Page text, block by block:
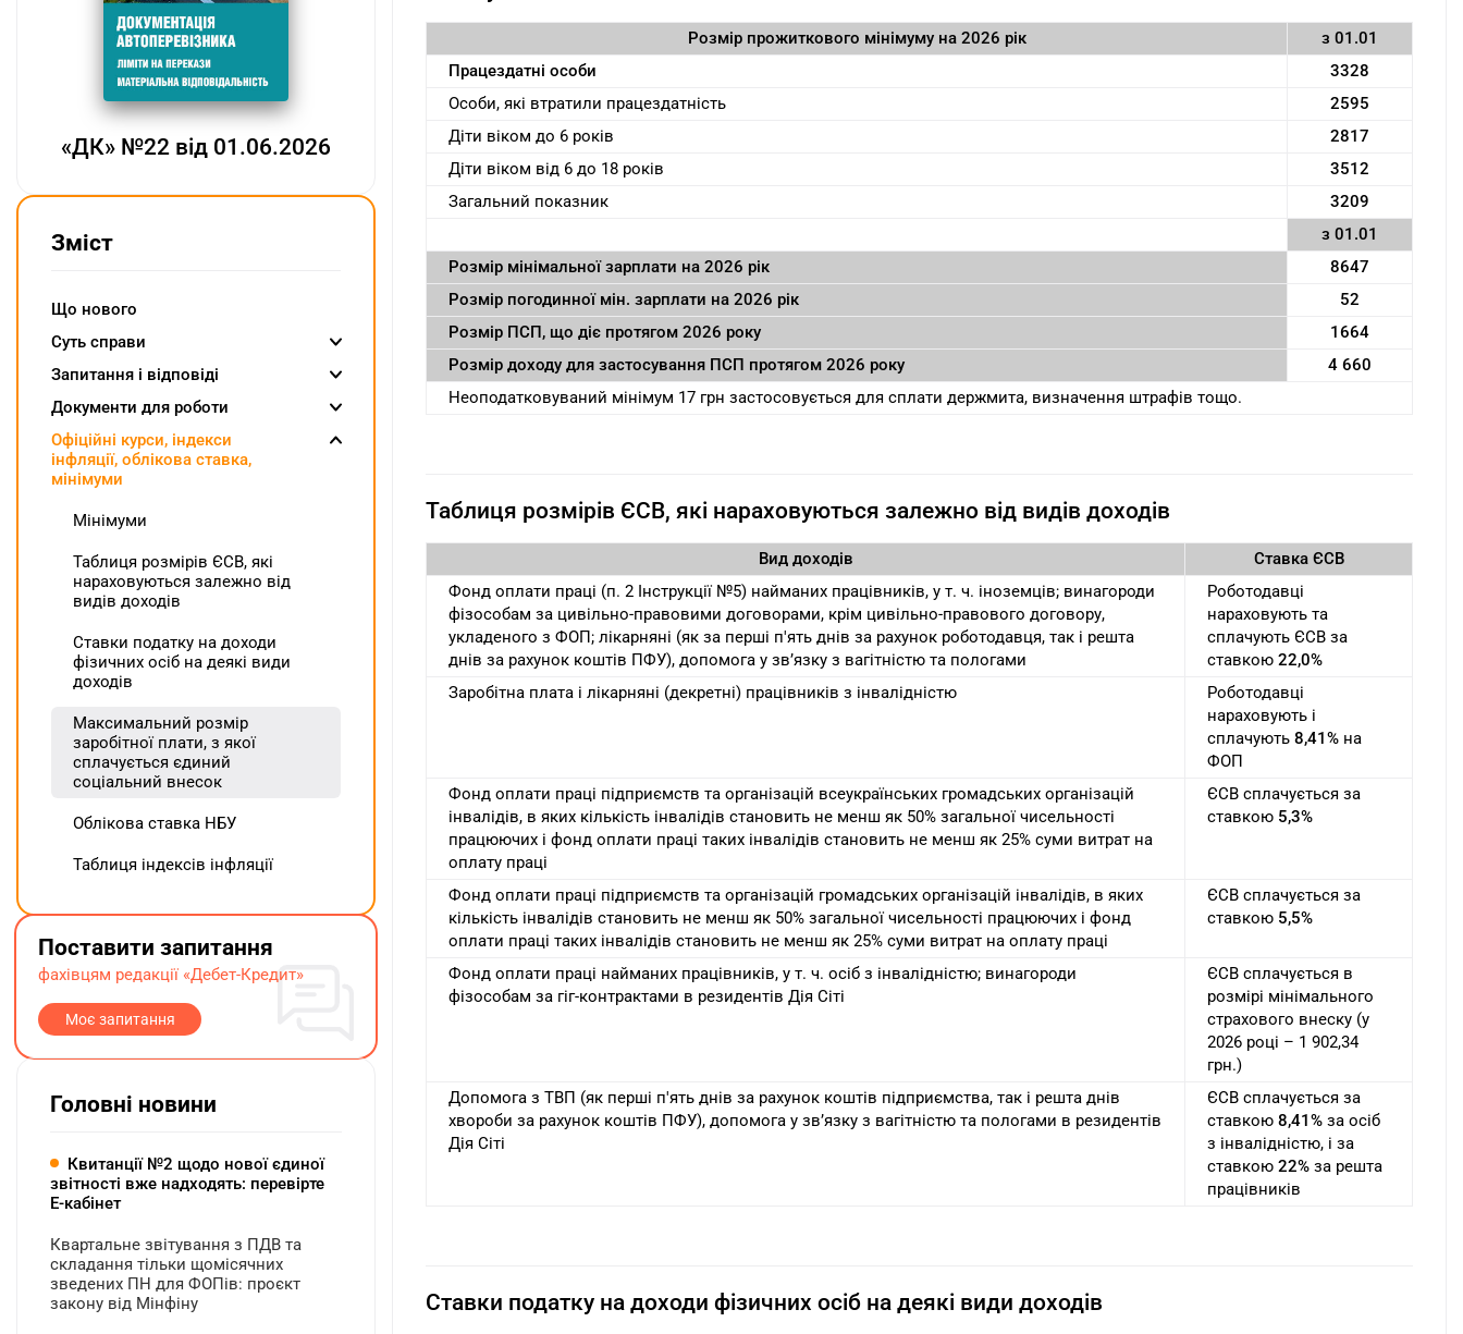
«ДК» №22 від 01.06.2026
Зміст
Що нового
Суть справи
Запитання і відповіді
Документи для роботи
Oфіційні курси, індекcи
інфляції, облікова ставка,
мінімуми
Мінімуми
Таблиця розмірів ЄСВ, які
нараховуються залежно від
видів доходів
Ставки податку на доходи
фізичних осіб на деякі види
доходів
Максимальний розмір
заробітної плати, з якої
сплачується єдиний
соціальний внесок
Облікова ставка НБУ
Таблиця індексів інфляції
Поставити запитання
фахівцям редакції «Дебет-Кредит»
Моє запитання
Головні новини
Квитанції №2 щодо нової єдиної
звітності вже надходять: перевірте
Е-кабінет
Квартальне звітування з ПДВ та
складання тільки щомісячних
зведених ПН для ФОПів: проєкт
закону від Мінфіну
Розмір прожиткового мінімуму на 2026 рік
з 01.01
Працездатні особи
3328
Особи, які втратили працездатність
2595
Діти віком до 6 років
2817
Діти віком від 6 до 18 років
3512
Загальний показник
3209
з 01.01
Розмір мінімальної зарплати на 2026 рік
8647
Розмір погодинної мін. зарплати на 2026 рік
52
Розмір ПСП, що діє протягом 2026 року
1664
Розмір доходу для застосування ПСП протягом 2026 року
4 660
Неоподатковуваний мінімум 17 грн застосовується для сплати держмита, визначення штрафів тощо.
Таблиця розмірів ЄСВ, які нараховуються залежно від видів доходів
Вид доходів
Ставка ЄСВ
Фонд оплати праці (п. 2 Інструкції №5) найманих працівників, у т. ч. іноземців; винагороди
фізособам за цивільно-правовими договорами, крім цивільно-правового договору,
укладеного з ФОП; лікарняні (як за перші п'ять днів за рахунок роботодавця, так і решта
днів за рахунок коштів ПФУ), допомога у зв’язку з вагітністю та пологами
Роботодавці
нараховують та
сплачують ЄСВ за
ставкою 22,0%
Заробітна плата і лікарняні (декретні) працівників з інвалідністю
Роботодавці
нараховують і
сплачують 8,41% на
ФОП
Фонд оплати праці підприємств та організацій всеукраїнських громадських організацій
інвалідів, в яких кількість інвалідів становить не менш як 50% загальної чисельності
працюючих і фонд оплати праці таких інвалідів становить не менш як 25% суми витрат на
оплату праці
ЄСВ сплачується за
ставкою 5,3%
Фонд оплати праці підприємств та організацій громадських організацій інвалідів, в яких
кількість інвалідів становить не менш як 50% загальної чисельності працюючих і фонд
оплати праці таких інвалідів становить не менш як 25% суми витрат на оплату праці
ЄСВ сплачується за
ставкою 5,5%
Фонд оплати праці найманих працівників, у т. ч. осіб з інвалідністю; винагороди
фізособам за гіг-контрактами в резидентів Дія Сіті
ЄСВ сплачується в
розмірі мінімального
страхового внеску (у
2026 році – 1 902,34
грн.)
Допомога з ТВП (як перші п'ять днів за рахунок коштів підприємства, так і решта днів
хвороби за рахунок коштів ПФУ), допомога у зв’язку з вагітністю та пологами в резидентів
Дія Сіті
ЄСВ сплачується за
ставкою 8,41% за осіб
з інвалідністю, і за
ставкою 22% за решта
працівників
Ставки податку на доходи фізичних осіб на деякі види доходів